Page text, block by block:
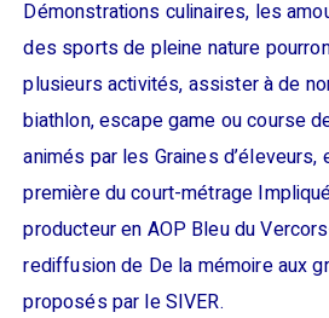
Démonstrations culinaires, les
des sports de pleine nature
plusieurs activités, assister à de
biathlon, escape game ou course
animés par les Graines d’éleveurs,
première du court-métrage
producteur en AOP Bleu du
rediffusion de De la mémoire aux
proposés par le SIVER.